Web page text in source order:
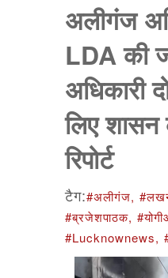
अलीगंज
LDA की
अधिकारी
लिए
रिपोर्ट
टैग:#अलीगंज,
#ब्रजेशपाठक,
#Lucknownews,